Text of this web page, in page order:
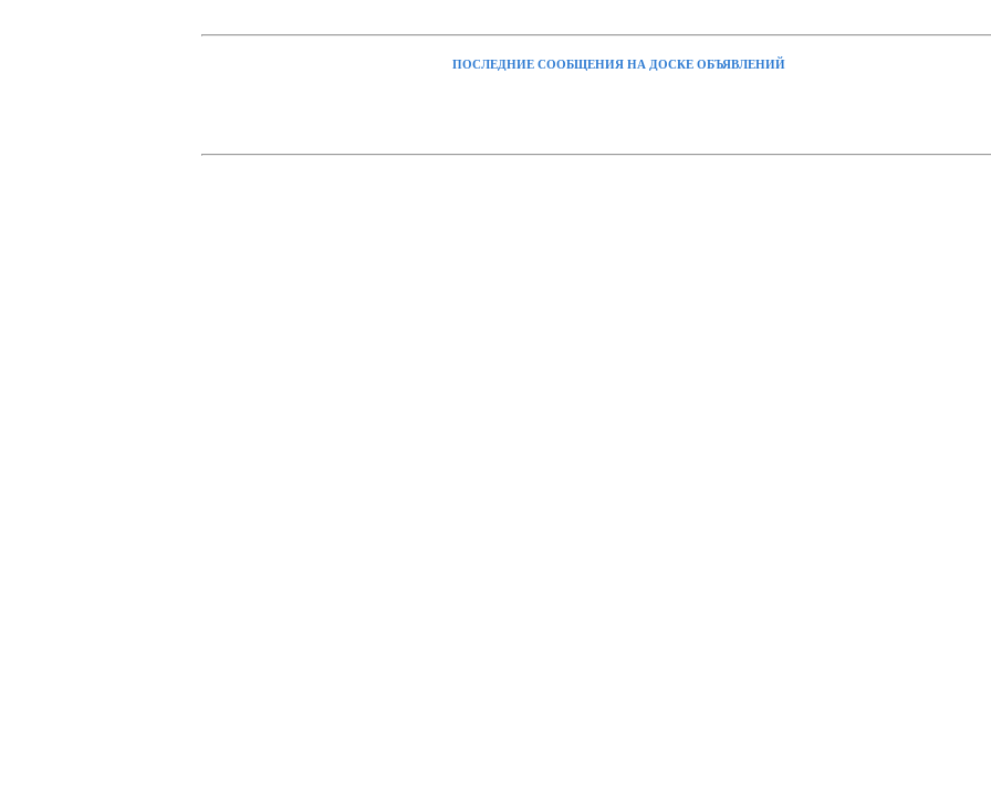
ПОСЛЕДНИЕ СООБЩЕНИЯ НА ДОСКЕ ОБЪЯВЛЕНИЙ